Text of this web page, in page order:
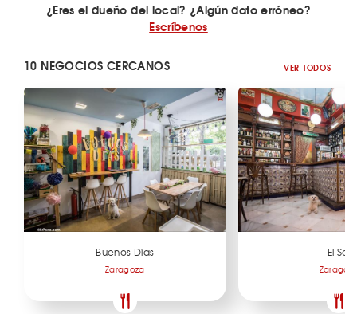
¿Eres el dueño del local? ¿Algún dato erróneo?
Escríbenos
10 NEGOCIOS CERCANOS VER TODOS
Buenos Días
Zaragoza
El Sol